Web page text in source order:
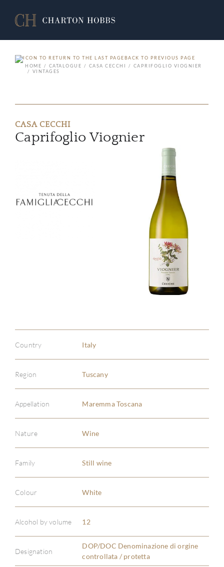
BACK TO PREVIOUS PAGE
HOME
CATALOGUE CASA CECCHI
CAPRIFOGLIO VIOGNIER
VINTAGES
CASA CECCHI
Caprifoglio Viognier
Country Italy
Region Tuscany
Appellation Maremma Toscana
Nature Wine
Family Still wine
Colour White
Alcohol by volume 12
Designation
DOP/DOC Denominazione di orgine
controllata / protetta